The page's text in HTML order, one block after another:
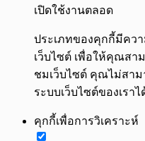
เปิดใช้งานตลอด
ประเภทของคุกกี้มีคว
เว็บไซต์ เพื่อให้คุณสา
ชมเว็บไซต์ คุณไม่สา
ระบบเว็บไซต์ของเราไ
คุกกี้เพื่อการวิเคราะห์